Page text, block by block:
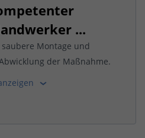
...
Montage und
der Maßnahme.